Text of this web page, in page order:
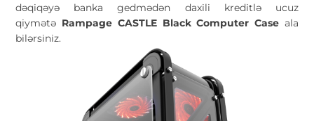
dəqiqəyə banka gedmədən daxili kreditlə ucuz
qiymətə Rampage CASTLE Black Computer Caseala
bilərsiniz.